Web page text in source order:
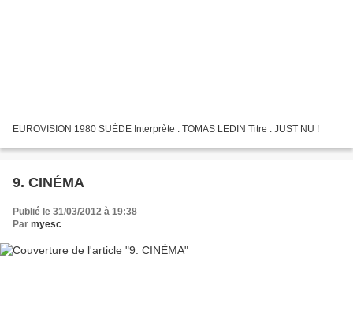
EUROVISION 1980 SUÈDE Interprète : TOMAS LEDIN Titre : JUST NU !
9. CINÉMA
Publié le 31/03/2012 à 19:38
Par myesc